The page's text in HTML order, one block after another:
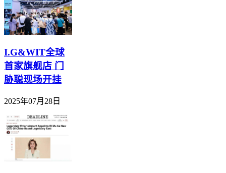
I.G&WIT全球
首家旗舰店 门
胁聪现场开挂
2025年07月28日